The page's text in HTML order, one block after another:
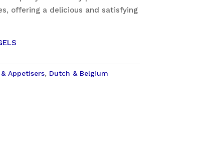
offering a delicious and satisfying
Appetisers, Dutch & Belgium